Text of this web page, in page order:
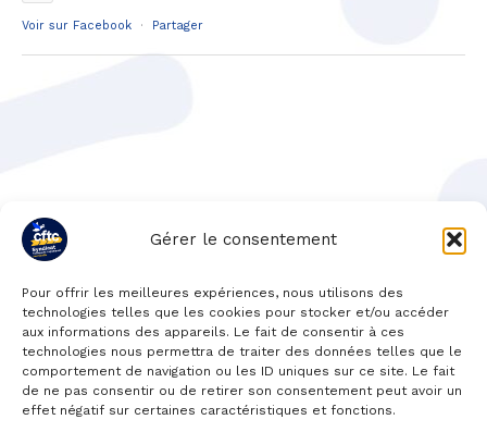
Gérer le consentement
Pour offrir les meilleures expériences, nous utilisons des
technologies telles que les cookies pour stocker et/ou accéder
aux informations des appareils. Le fait de consentir à ces
technologies nous permettra de traiter des données telles que le
comportement de navigation ou les ID uniques sur ce site. Le fait
de ne pas consentir ou de retirer son consentement peut avoir un
effet négatif sur certaines caractéristiques et fonctions.
Voir sur Facebook · Partager